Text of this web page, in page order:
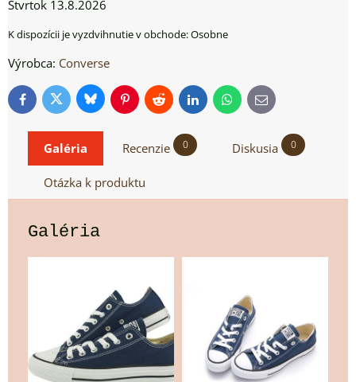
Štvrtok 13.8.2026
Osobne
Výrobca: Converse
FacebookTwitterBlueskyPinterestReddit LinkedInWhatsApp
E-
mail
Galéria Recenzie 0 Diskusia 0
Otázka k produktu
Galéria